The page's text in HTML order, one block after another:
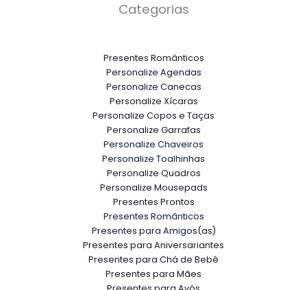
Categorias
Presentes Românticos
Personalize Agendas
Personalize Canecas
Personalize Xícaras
Personalize Copos e Taças
Personalize Garrafas
Personalize Chaveiros
Personalize Toalhinhas
Personalize Quadros
Personalize Mousepads
Presentes Prontos
Presentes Românticos
Presentes para Amigos(as)
Presentes para Aniversariantes
Presentes para Chá de Bebê
Presentes para Mães